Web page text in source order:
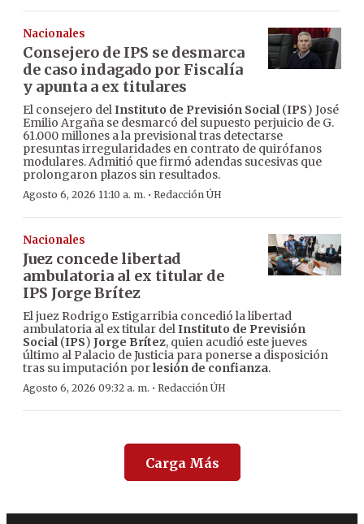
Nacionales
Consejero de IPS se desmarca
de caso indagado por Fiscalía
y apunta a ex titulares
El consejero delInstituto de Previsión Social(IPS) José
Emilio Argaña se desmarcó del supuesto perjuicio de G.
61.000 millones a la previsional tras detectarse
presuntas irregularidades en contrato de quirófanos
modulares. Admitió que firmó adendas sucesivas que
prolongaron plazos sin resultados.
Agosto 6, 2026 11:10 a. m. · Redacción ÚH
Nacionales
Juez concede libertad
ambulatoria al ex titular de
IPS Jorge Brítez
El juez Rodrigo Estigarribia concedió la libertad
ambulatoria al ex titular delInstituto de Previsión
Social(IPS) Jorge Brítez, quien acudió este jueves
último al Palacio de Justicia para ponerse a disposición
tras su imputación porlesión de confianza.
Agosto 6, 2026 09:32 a. m. · Redacción ÚH
Carga Más